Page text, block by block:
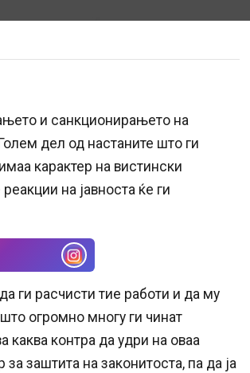
и санкционирањето на
дел од настаните што ги
карактер на вистински
на јавноста ќе ги
ги расчисти тие работи и да му
огромно многу ги чинат
каква контра да удри на оваа
заштита на законитоста, па да ја